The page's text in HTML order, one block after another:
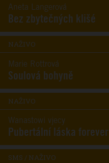
Aneta Langerová
Bez zbytečných klišé
NAŽIVO
Marie Rottrová
Soulová bohyně
NAŽIVO
Wanastowi vjecy
Pubertální láska forever
SMS / NAŽIVO